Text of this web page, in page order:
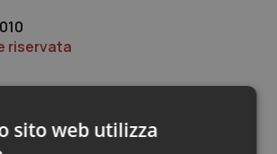
Oncologia
Pediatria
urogenitali
riservata
sito web utilizza